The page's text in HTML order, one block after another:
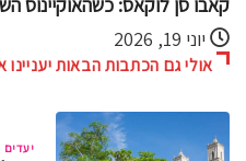
אולי גם הכתבות הבאות
יעדים